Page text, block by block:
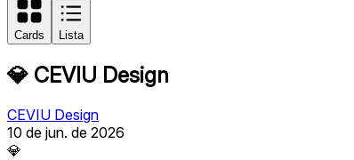
Cards Lista
💎 CEVIU Design
CEVIU Design
10 de jun. de 2026
💎